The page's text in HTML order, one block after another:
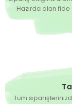
Hazırda olan
Tüm